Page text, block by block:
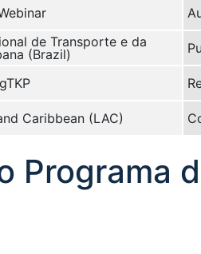
de Transporte e da
(Brazil)
Caribbean (LAC)
Programa